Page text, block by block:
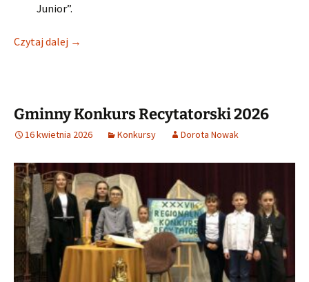
Junior”.
Czytaj dalej Udział naszych uczniów w V Powiatowym
→
Gminny Konkurs Recytatorski 2026
16 kwietnia 2026 Konkursy Dorota Nowak